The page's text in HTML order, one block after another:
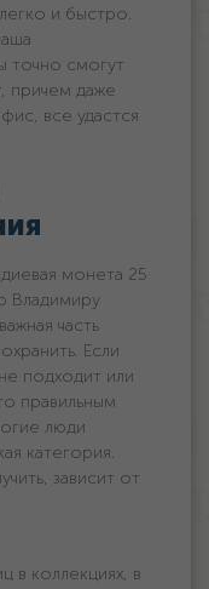
и быстро.
точно смогут
причем даже
все удастся
монета 25
Владимиру
часть
Если
подходит или
правильным
люди
категория.
зависит от
в коллекциях, в